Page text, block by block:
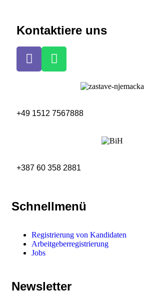
Kontaktiere uns
+49 1512 7567888
+387 60 358 2881
Schnellmenü
Registrierung von Kandidaten
Arbeitgeberregistrierung
Jobs
Newsletter